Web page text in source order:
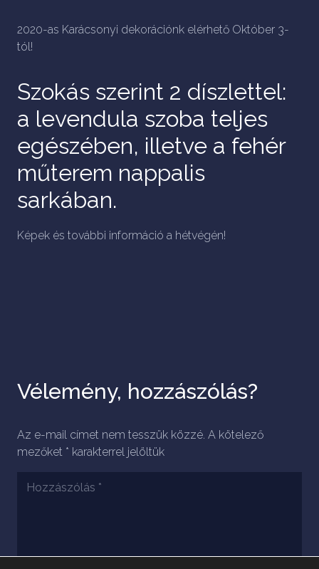
2020-as Karácsonyi dekorációnk elérhető Október 3-
tól!
Szokás szerint 2 díszlettel:
a levendula szoba teljes
egészében, illetve a fehér
műterem nappalis
sarkában.
Képek és további információ a hétvégén!
Vélemény, hozzászólás?
Az e-mail címet nem tesszük közzé. A kötelező
mezőket * karakterrel jelöltük